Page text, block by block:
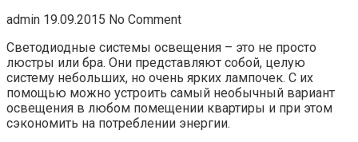
admin 19.09.2015 No Comment
Светодиодные системы освещения – это не просто
люстры или бра. Они представляют собой, целую
систему небольших, но очень ярких лампочек. С их
помощью можно устроить самый необычный вариант
освещения в любом помещении квартиры и при этом
сэкономить на потреблении энергии.